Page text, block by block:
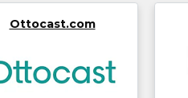
Ottocast.com